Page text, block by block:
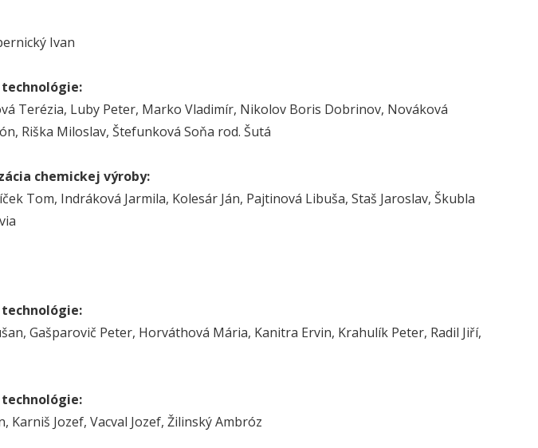
Ivan
technológie:
Terézia, Luby Peter, Marko Vladimír, Nikolov Boris Dobrinov, Nováková
Riška Miloslav, Štefunková Soňa rod. Šutá
chemickej výroby:
Tom, Indráková Jarmila, Kolesár Ján, Pajtinová Libuša, Staš Jaroslav, Škubla
technológie:
Gašparovič Peter, Horváthová Mária, Kanitra Ervin, Krahulík Peter, Radil Jiří,
technológie:
Karniš Jozef, Vacval Jozef, Žilinský Ambróz